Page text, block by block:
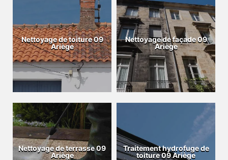
Nettoyage de toiture 09
Ariège
Nettoyage de façade 09
Ariège
Nettoyage de terrasse 09
Ariège
Traitement hydrofuge de
toiture 09 Ariège